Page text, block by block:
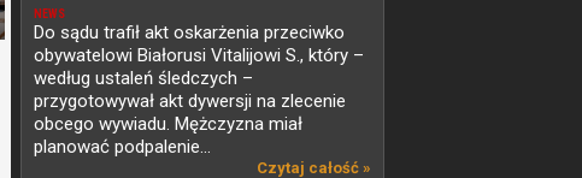
NEWS
Do sądu trafił akt oskarżenia przeciwko
obywatelowi Białorusi Vitalijowi S., który –
według ustaleń śledczych –
przygotowywał akt dywersji na zlecenie
obcego wywiadu. Mężczyzna miał
planować podpalenie...
Czytaj całość »